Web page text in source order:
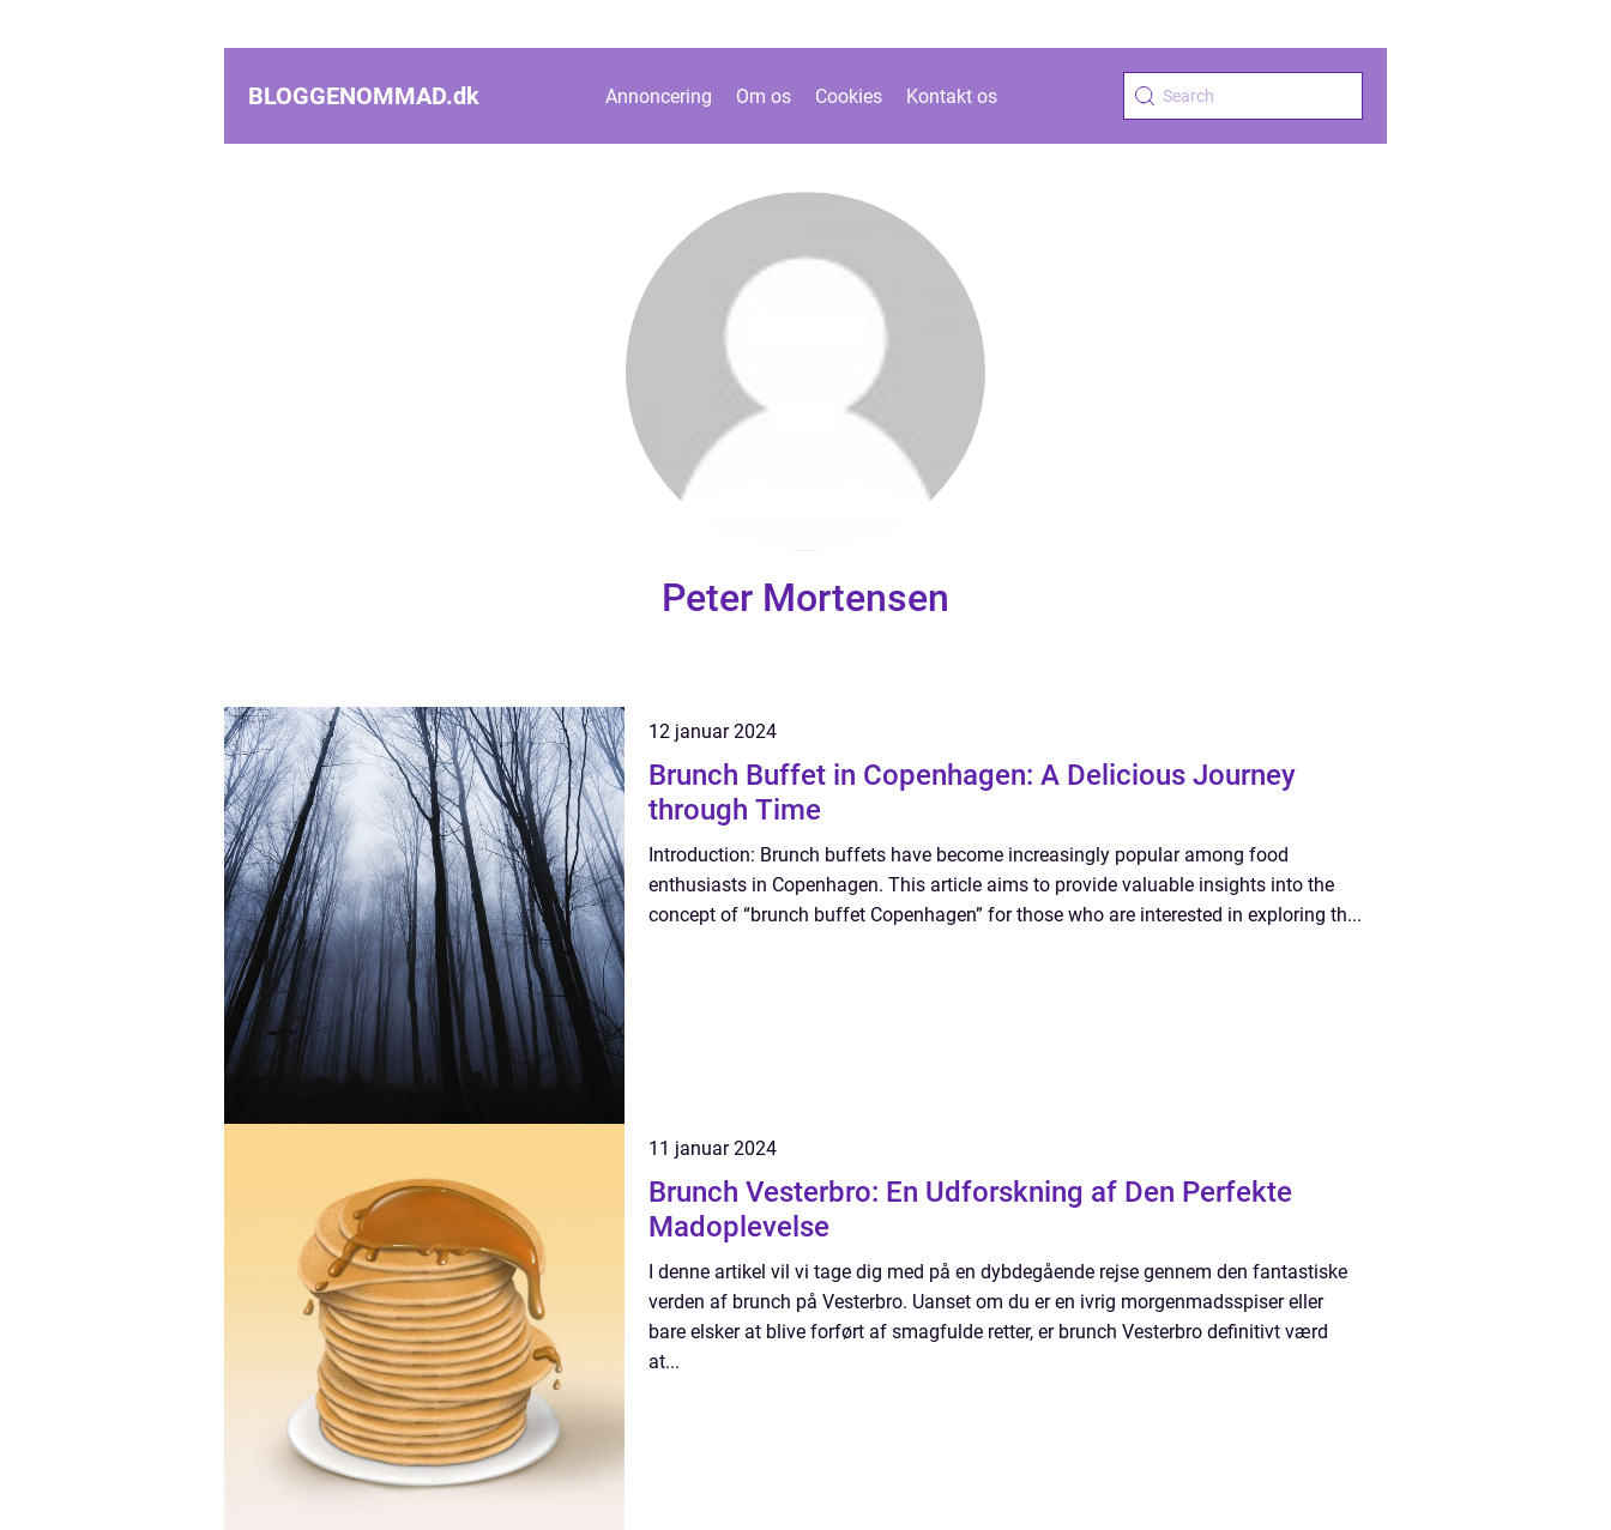
BLOGGENOMMAD.dk Annoncering Om os Cookies Kontakt os
Peter Mortensen
12 januar 2024
Brunch Buffet in Copenhagen: A Delicious Journey
through Time
Introduction: Brunch buffets have become increasingly popular among food
enthusiasts in Copenhagen. This article aims to provide valuable insights into the
concept of “brunch buffet Copenhagen” for those who are interested in exploring th...
11 januar 2024
Brunch Vesterbro: En Udforskning af Den Perfekte
Madoplevelse
I denne artikel vil vi tage dig med på en dybdegående rejse gennem den fantastiske
verden af brunch på Vesterbro. Uanset om du er en ivrig morgenmadsspiser eller
bare elsker at blive forført af smagfulde retter, er brunch Vesterbro definitivt værd
at...